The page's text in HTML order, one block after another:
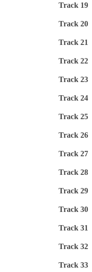
Track 19
Track 20
Track 21
Track 22
Track 23
Track 24
Track 25
Track 26
Track 27
Track 28
Track 29
Track 30
Track 31
Track 32
Track 33